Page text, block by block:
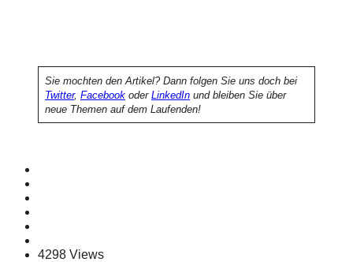
Sie mochten den Artikel? Dann folgen Sie uns doch bei
Twitter, Facebook oder LinkedIn und bleiben Sie über
neue Themen auf dem Laufenden!
4298 Views